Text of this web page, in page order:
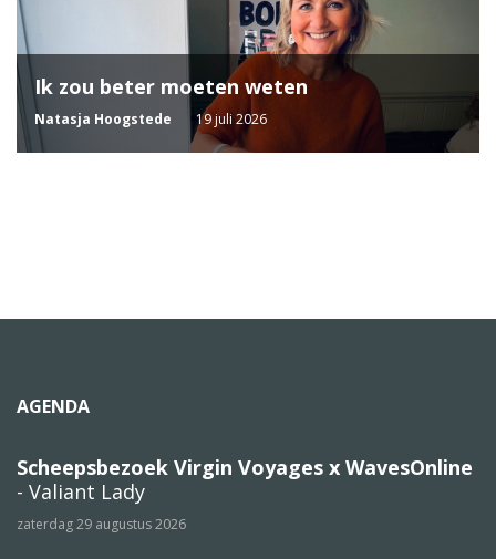
Ik zou beter moeten weten
Natasja Hoogstede 19 juli 2026
AGENDA
Scheepsbezoek Virgin Voyages x WavesOnline
- Valiant Lady
zaterdag 29 augustus 2026